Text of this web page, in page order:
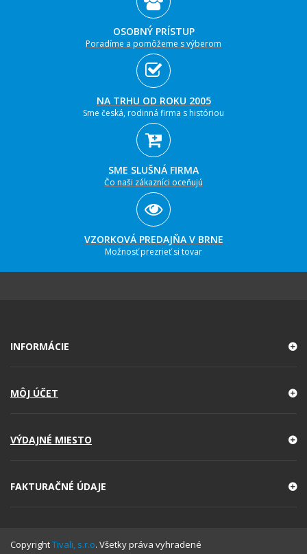
OSOBNÝ PRÍSTUP
Poradíme a pomôžeme s výberom
NA TRHU OD ROKU 2005
Sme česká, rodinná firma s históriou
SME SLUŠNÁ FIRMA
Čo naši zákazníci oceňujú
VZORKOVÁ PREDAJŇA V BRNE
Možnosť prezrieť si tovar
INFORMÁCIE
MÔJ ÚČET
VÝDAJNÉ MIESTO
FAKTURAČNÉ ÚDAJE
CopyrightTivali, s.r.o. Všetky práva vyhradené